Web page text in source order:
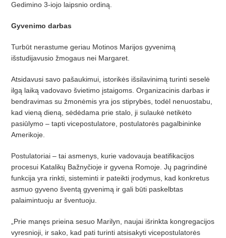
Gedimino 3-iojo laipsnio ordiną.
Gyvenimo darbas
Turbūt nerastume geriau Motinos Marijos gyvenimą
išstudijavusio žmogaus nei Margaret.
Atsidavusi savo pašaukimui, istorikės išsilavinimą turinti seselė
ilgą laiką vadovavo švietimo įstaigoms. Organizacinis darbas ir
bendravimas su žmonėmis yra jos stiprybės, todėl nenuostabu,
kad vieną dieną, sėdėdama prie stalo, ji sulaukė netikėto
pasiūlymo – tapti vicepostulatore, postulatorės pagalbininke
Amerikoje.
Postulatoriai – tai asmenys, kurie vadovauja beatifikacijos
procesui Katalikų Bažnyčioje ir gyvena Romoje. Jų pagrindinė
funkcija yra rinkti, sisteminti ir pateikti įrodymus, kad konkretus
asmuo gyveno šventą gyvenimą ir gali būti paskelbtas
palaimintuoju ar šventuoju.
„Prie manęs prieina sesuo Marilyn, naujai išrinkta kongregacijos
vyresnioji, ir sako, kad pati turinti atsisakyti vicepostulatorės